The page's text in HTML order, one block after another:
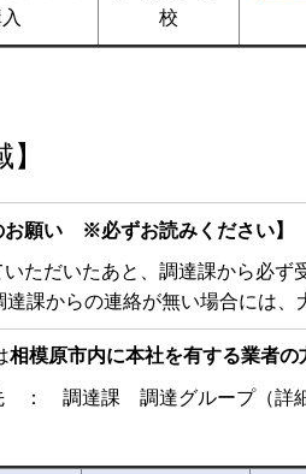
校
お願い ※必ずお読みください】
ただいたあと、調達課から必ず
課からの連絡が無い場合には、
相模原市内に本社を有する業者の
達課 調達グループ（詳